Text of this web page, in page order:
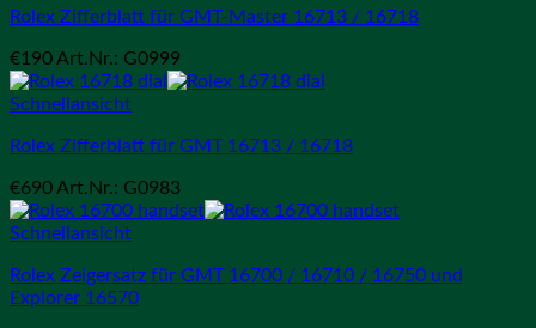
Rolex Zifferblatt für GMT-Master 16713 / 16718
€190 Art.Nr.: G0999
Schnellansicht
Rolex Zifferblatt für GMT 16713 / 16718
€690 Art.Nr.: G0983
Schnellansicht
Rolex Zeigersatz für GMT 16700 / 16710 / 16750 und
Explorer 16570